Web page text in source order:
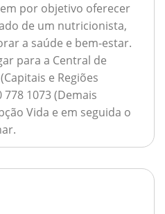
por objetivo oferecer
de um nutricionista,
a saúde e bem-estar.
para a Central de
e Regiões
1073 (Demais
Vida e em seguida o